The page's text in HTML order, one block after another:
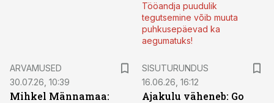
Tööandja puudulik
tegutsemine võib muuta
puhkusepäevad ka
aegumatuks!
ARVAMUSED
30.07.26, 10:39
Mihkel Männamaa:
SISUTURUNDUS
16.06.26, 16:12
Ajakulu väheneb: Go